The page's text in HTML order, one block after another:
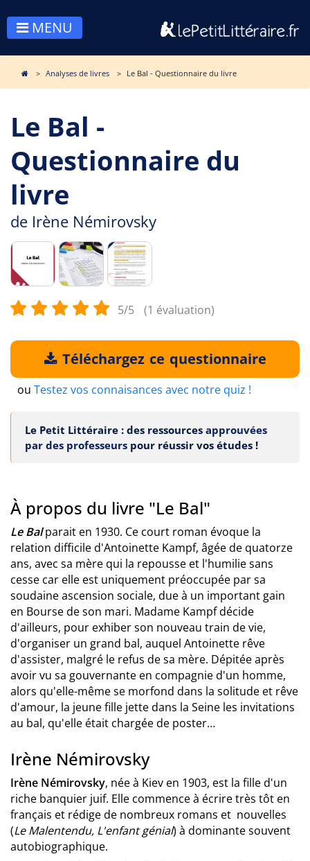
MENU
Analyses de livres Le Bal - Questionnaire du livre
Le Bal -
Questionnaire du
livre
de Irène Némirovsky
5/5 (1 évaluation)
Téléchargez ce questionnaire
ou Testez vos connaisances avec notre quiz !
Le Petit Littéraire : des ressources approuvées
par des professeurs pour réussir vos études !
À propos du livre "Le Bal"
Le Bal parait en 1930. Ce court roman évoque la
relation difficile d'Antoinette Kampf, âgée de quatorze
ans, avec sa mère qui la repousse et l'humilie sans
cesse car elle est uniquement préoccupée par sa
soudaine ascension sociale, due à un important gain
en Bourse de son mari. Madame Kampf décide
d'ailleurs, pour exhiber son nouveau train de vie,
d'organiser un grand bal, auquel Antoinette rêve
d'assister, malgré le refus de sa mère. Dépitée après
avoir vu sa gouvernante en compagnie d'un homme,
alors qu'elle-même se morfond dans la solitude et rêve
d'amour, la jeune fille jette dans la Seine les invitations
au bal, qu'elle était chargée de poster…
Irène Némirovsky
Irène Némirovsky, née à Kiev en 1903, est la fille d'un
riche banquier juif. Elle commence à écrire très tôt en
français et rédige de nombreux romans et nouvelles
(Le Malentendu, L'enfant génial) à dominante souvent
autobiographique.